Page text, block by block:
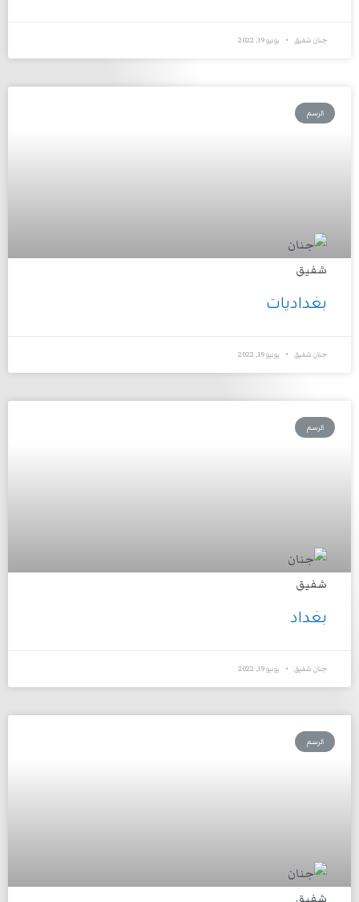
جنان شفيق يونيو 19, 2022
الرسم
بغداديات
جنان شفيق يونيو 19, 2022
الرسم
بغداد
جنان شفيق يونيو 19, 2022
الرسم